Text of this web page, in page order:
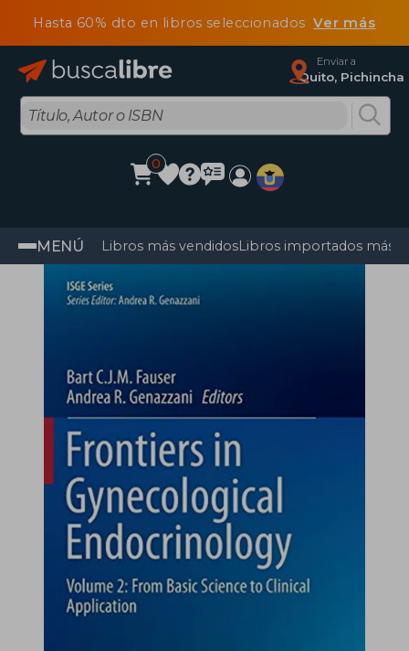
Hasta 60% dto en libros seleccionadosVer más
Enviar a
Quito, Pichincha
0
MENÚ Libros más vendidosLibros importados más